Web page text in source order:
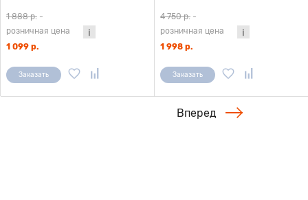
1 888 р. -
розничная цена
1 099 р.
Заказать
4 750 р. -
розничная цена
1 998 р.
Заказать
Вперед